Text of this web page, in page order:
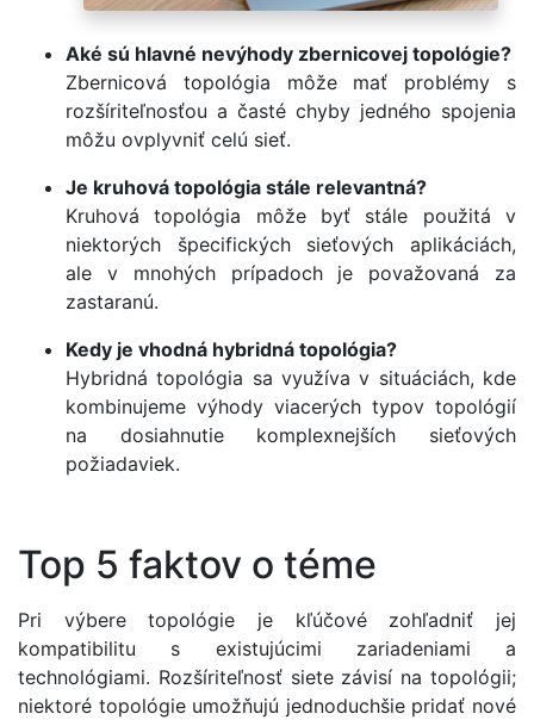
Aké sú hlavné nevýhody zbernicovej topológie?
Zbernicová topológia môže mať problémy s
rozšíriteľnosťou a časté chyby jedného spojenia
môžu ovplyvniť celú sieť.
Je kruhová topológia stále relevantná?
Kruhová topológia môže byť stále použitá v
niektorých špecifických sieťových aplikáciách,
ale v mnohých prípadoch je považovaná za
zastaranú.
Kedy je vhodná hybridná topológia?
Hybridná topológia sa využíva v situáciách, kde
kombinujeme výhody viacerých typov topológií
na dosiahnutie komplexnejších sieťových
požiadaviek.
Top 5 faktov o téme
Pri výbere topológie je kľúčové zohľadniť jej
kompatibilitu s existujúcimi zariadeniami a
technológiami. Rozšíriteľnosť siete závisí na topológii;
niektoré topológie umožňujú jednoduchšie pridať nové